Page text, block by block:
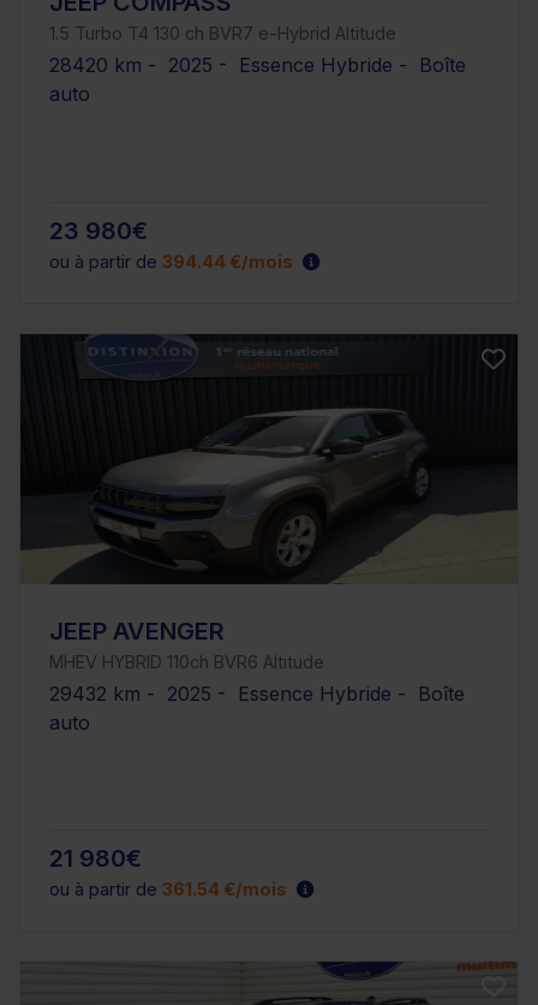
1.5 Turbo T4 130 ch BVR7 e-Hybrid Altitude
28420 km - 2025 - Essence Hybride - Boîte
auto
23 980€
ou à partir de 394.44 €/mois
JEEP AVENGER
MHEV HYBRID 110ch BVR6 Altitude
29432 km - 2025 - Essence Hybride - Boîte
auto
21 980€
ou à partir de 361.54 €/mois